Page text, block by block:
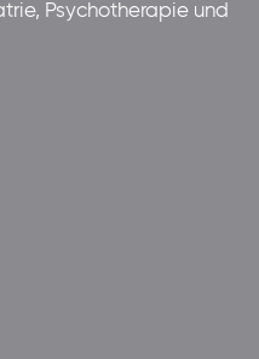
Psychotherapie und